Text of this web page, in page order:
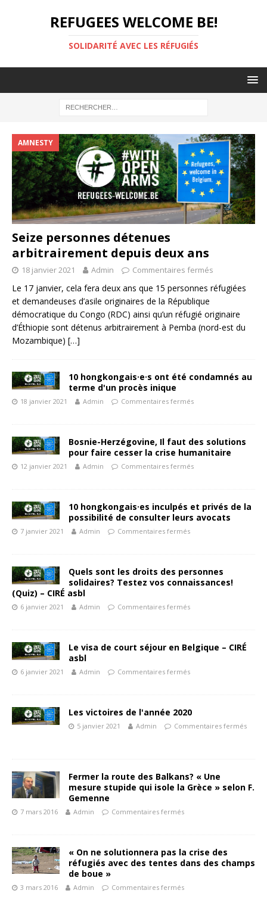
REFUGEES WELCOME BE!
SOLIDARITÉ AVEC LES RÉFUGIÉS
AMNESTY
Seize personnes détenues
arbitrairement depuis deux ans
18 janvier 2021 Admin Commentaires fermés
Le 17 janvier, cela fera deux ans que 15 personnes réfugiées
et demandeuses d’asile originaires de la République
démocratique du Congo (RDC) ainsi qu’un réfugié originaire
d’Éthiopie sont détenus arbitrairement à Pemba (nord-est du
Mozambique) […]
10 hongkongais·e·s ont été condamnés au
terme d'un procès inique
18 janvier 2021 Admin Commentaires fermés
Bosnie-Herzégovine, Il faut des solutions
pour faire cesser la crise humanitaire
12 janvier 2021 Admin Commentaires fermés
10 hongkongais·es inculpés et privés de la
possibilité de consulter leurs avocats
7 janvier 2021 Admin Commentaires fermés
Quels sont les droits des personnes
solidaires? Testez vos connaissances!
(Quiz) – CIRÉ asbl
6 janvier 2021 Admin Commentaires fermés
Le visa de court séjour en Belgique – CIRÉ
asbl
6 janvier 2021 Admin Commentaires fermés
Les victoires de l'année 2020
5 janvier 2021 Admin Commentaires fermés
Fermer la route des Balkans? « Une
mesure stupide qui isole la Grèce » selon F.
Gemenne
7 mars 2016 Admin Commentaires fermés
« On ne solutionnera pas la crise des
réfugiés avec des tentes dans des champs
de boue »
3 mars 2016 Admin Commentaires fermés